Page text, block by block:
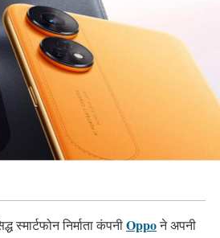
स्मार्टफोन निर्माता कंपनीOppoने अपनी